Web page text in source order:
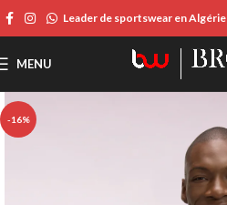
Leader de sportswear en Algérie
MENU
-16%